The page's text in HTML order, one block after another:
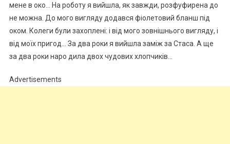
мене в око… На роботу я вийшла, як завжди, розфуфирена до
не можна. До мого вигляду додався фіолетовий бланш під
оком. Колеги були захоплені: і від мого зовнішнього вигляду, і
від моїх пригод… За два роки я вийшла заміж за Стаса. А ще
за два роки наро дила двох чудових хлопчиків…
Advertisements